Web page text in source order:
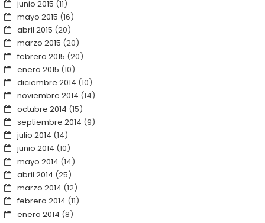
junio 2015 (11)
mayo 2015 (16)
abril 2015 (20)
marzo 2015 (20)
febrero 2015 (20)
enero 2015 (10)
diciembre 2014 (10)
noviembre 2014 (14)
octubre 2014 (15)
septiembre 2014 (9)
julio 2014 (14)
junio 2014 (10)
mayo 2014 (14)
abril 2014 (25)
marzo 2014 (12)
febrero 2014 (11)
enero 2014 (8)